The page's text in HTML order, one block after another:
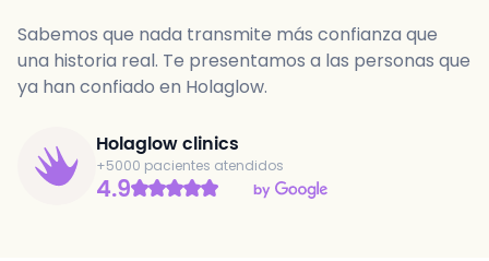
Sabemos que nada transmite más confianza que
una historia real. Te presentamos a las personas que
ya han confiado en Holaglow.
Holaglow clinics
+5000 pacientes atendidos
4.9